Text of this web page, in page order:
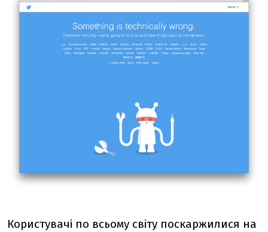
Користувачі по всьому світу поскаржилися на